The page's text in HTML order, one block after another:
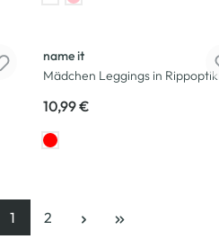
name it
Mädchen Leggings in Rippoptik
10,99 €
Seite
1
, aktuelle Seite
Seite
2